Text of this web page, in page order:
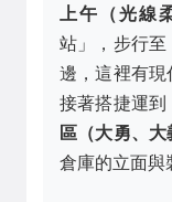
上午（光線
站」，步行至
邊，這裡有現
接著搭捷運
區（大勇、大
倉庫的立面與